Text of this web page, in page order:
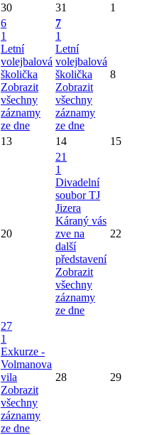
30 31
1
6
1
Letní
volejbalová
školička
Zobrazit
všechny
záznamy
ze dne
7
1
Letní
volejbalová
školička
Zobrazit
všechny
záznamy
ze dne
8
13 14 15
20
21
1
Divadelní
soubor TJ
Jizera
Káraný vás
zve na
další
představení
Zobrazit
všechny
záznamy
ze dne
22
27
1
Exkurze -
Volmanova
vila
Zobrazit
všechny
záznamy
ze dne
28 29